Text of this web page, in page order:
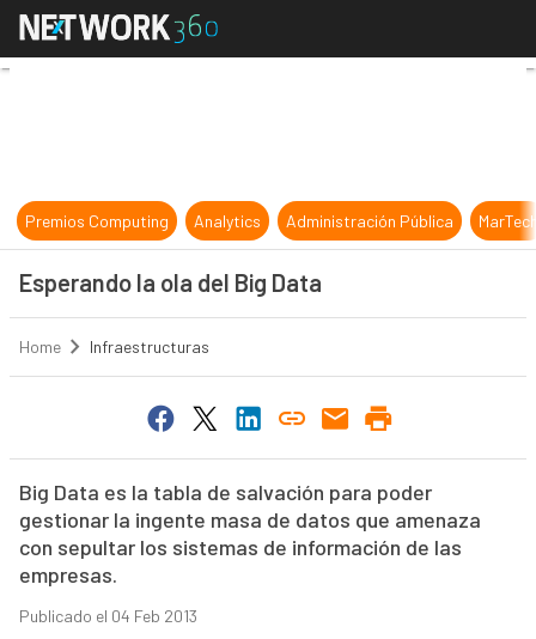
Esperando la ola del Big Data
Premios Computing Analytics Administración Pública
Esperando la ola del Big Data
Home Infraestructuras
Big Data es la tabla de salvación para poder
gestionar la ingente masa de datos que amenaza
con sepultar los sistemas de información de las
empresas.
Publicado el 04 Feb 2013